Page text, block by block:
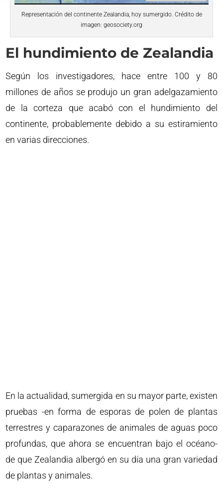
Representación del continente Zealandia, hoy sumergido. Crédito de
imagen: geosociety.org
El hundimiento de Zealandia
Según los investigadores, hace entre 100 y 80
millones de años se produjo un gran adelgazamiento
de la corteza que acabó con el hundimiento del
continente, probablemente debido a su estiramiento
en varias direcciones.
En la actualidad, sumergida en su mayor parte, existen
pruebas -en forma de esporas de polen de plantas
terrestres y caparazones de animales de aguas poco
profundas, que ahora se encuentran bajo el océano-
de que Zealandia albergó en su día una gran variedad
de plantas y animales.